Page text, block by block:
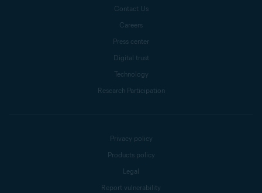
Contact Us
Careers
Press center
Digital trust
Technology
Research Participation
Privacy policy
Products policy
Legal
Report vulnerability